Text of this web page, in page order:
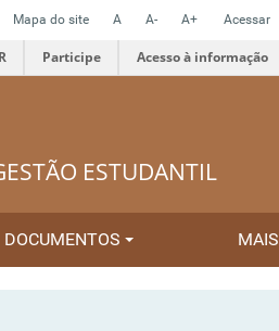
Mapa do site A A- A+ Acessar
Participe Acesso à informação
ESTUDANTIL
DOCUMENTOS MAIS